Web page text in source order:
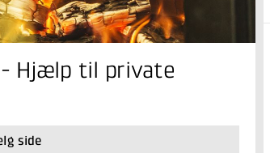
- Hjælp til private
side